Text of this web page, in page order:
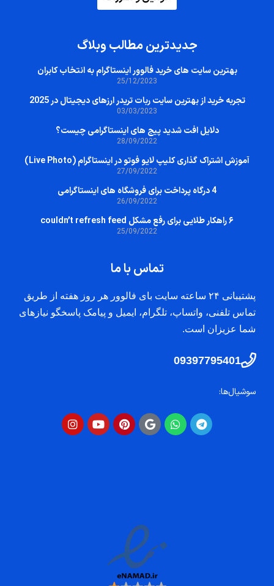
جدیدترین مطالب وبلاگ
بهترین سایت‌ های خرید فالوور اینستاگرام به انتخاب کابران
25/12/2023
تجربه خرید از بهترین سایت ربات تریدر ارزهای دیجیتال در 2025
03/03/2023
دلایل افت شدید پیج های اینستاگرامی چیست؟
28/09/2022
آموزش اشتراک گذاری کلیپ لایو فوتو در اینستاگرام (Live Photo)
27/09/2022
4 درگاه پرداخت برای فروشگاه های اینستاگرامی
26/09/2022
۶ راهکار طلایی برای رفع مشکل couldn’t refresh feed
25/09/2022
تماس با ما
پشتیبانی ۲۴ ساعته سایت بای فالوور هر روز هفته از طریق
تماس تلفنی، واتساپ، تلگرام، ایمیل و پیامک پاسخگو نیازهای
شما عزیزان است.
09397795401
سوشیال‌ها: